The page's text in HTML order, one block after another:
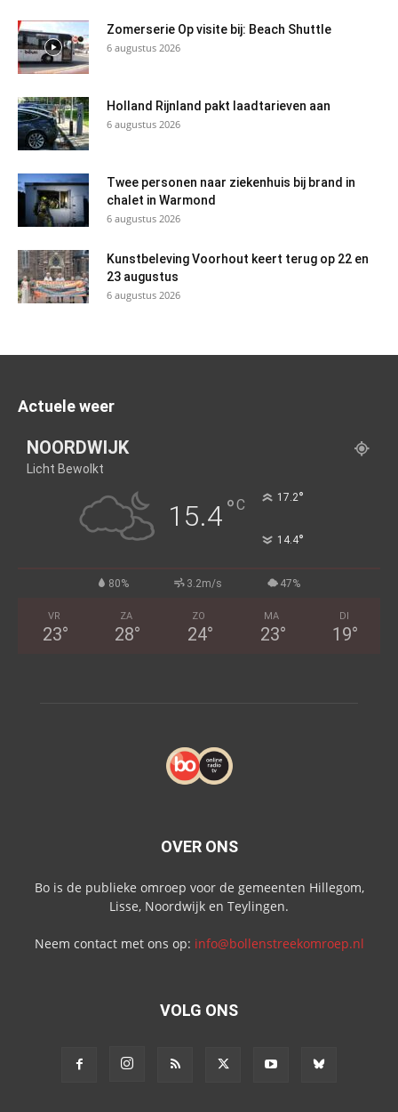
Zomerserie Op visite bij: Beach Shuttle
6 augustus 2026
Holland Rijnland pakt laadtarieven aan
6 augustus 2026
Twee personen naar ziekenhuis bij brand in
chalet in Warmond
6 augustus 2026
Kunstbeleving Voorhout keert terug op 22 en
23 augustus
6 augustus 2026
Actuele weer
NOORDWIJK
Licht Bewolkt
15.4°C 17.2°
14.4°
80% 3.2m/s 47%
VR
23°
ZA
28°
ZO
24°
MA
23°
DI
19°
OVER ONS
Bo is de publieke omroep voor de gemeenten Hillegom,
Lisse, Noordwijk en Teylingen.
Neem contact met ons op: info@bollenstreekomroep.nl
VOLG ONS